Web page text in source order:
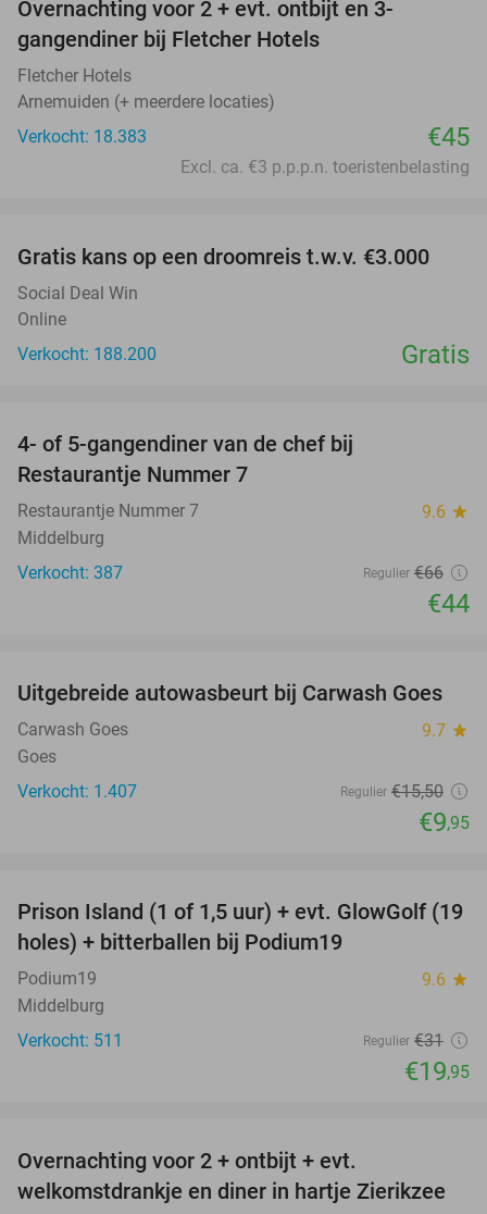
Overnachting voor 2 + evt. ontbijt en 3-
gangendiner bij Fletcher Hotels
Fletcher Hotels
Arnemuiden (+ meerdere locaties)
Verkocht: 18.383
€45
Excl. ca. €3 p.p.p.n. toeristenbelasting
Gratis kans op een droomreis t.w.v. €3.000
Social Deal Win
Online
Verkocht: 188.200
Gratis
4- of 5-gangendiner van de chef bij
Restaurantje Nummer 7
Restaurantje Nummer 7 9.6 star
Middelburg
Verkocht: 387
Regulier €66
€44
36%
Uitgebreide autowasbeurt bij Carwash Goes
Carwash Goes 9.7 star
Goes
Verkocht: 1.407
Regulier €15,50
€9,95
36%
Prison Island (1 of 1,5 uur) + evt. GlowGolf (19
holes) + bitterballen bij Podium19
Podium19 9.6 star
Middelburg
Verkocht: 511
Regulier €31
€19,95
Overnachting voor 2 + ontbijt + evt.
welkomstdrankje en diner in hartje Zierikzee